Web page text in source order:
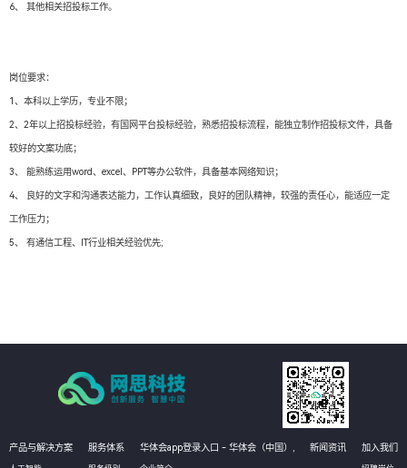
6、 其他相关招投标工作。
岗位要求：
1、本科以上学历，专业不限；
2、2年以上招投标经验，有国网平台投标经验，熟悉招投标流程，能独立制作招投标文件，具备
较好的文案功底；
3、 能熟练运用word、excel、PPT等办公软件，具备基本网络知识；
4、 良好的文字和沟通表达能力，工作认真细致，良好的团队精神，较强的责任心，能适应一定
工作压力；
5、 有通信工程、IT行业相关经验优先;
产品与解决方案 服务体系 华体会app登录入口 - 华体会（中国）, 新闻资讯 加入我们